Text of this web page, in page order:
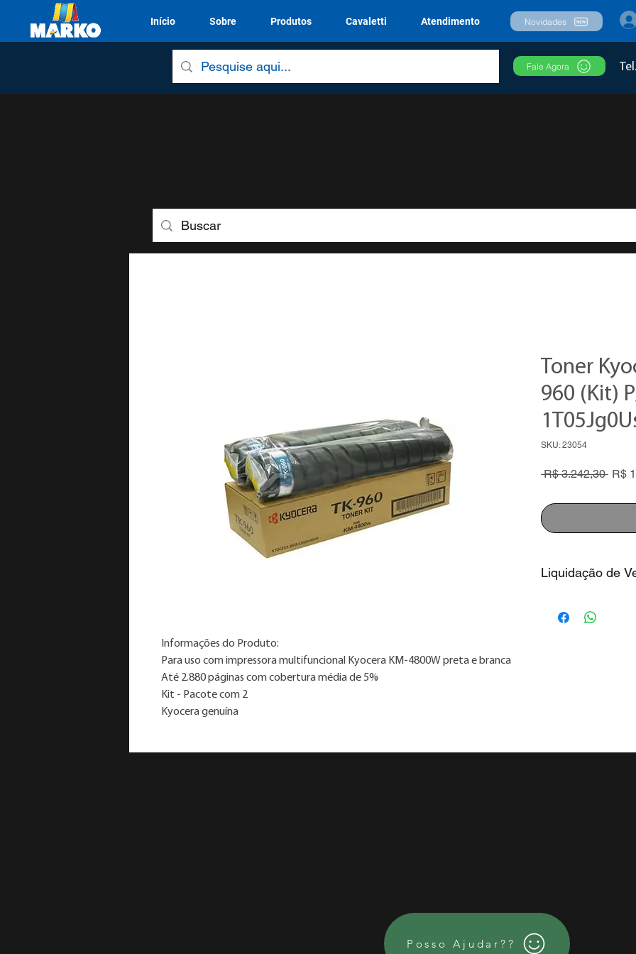
Início Sobre Produtos Cavaletti Atendimento Novidades
Fale Agora
Informações do Produto:
Para uso com impressora multifuncional Kyocera KM-4800W preta e branca
Até 2.880 páginas com cobertura média de 5%
Kit - Pacote com 2
Kyocera genuína
Toner
960 (Kit)
SKU: 23054
R$ 3.242,30 R$
Liquidação de
sem juros
Posso Ajudar??